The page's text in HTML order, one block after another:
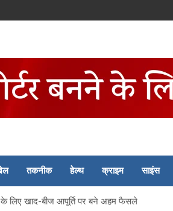
तकनीक हेल्थ क्राइम साइंस
के लिए खाद-बीज आपूर्ति पर बने अहम फैसले